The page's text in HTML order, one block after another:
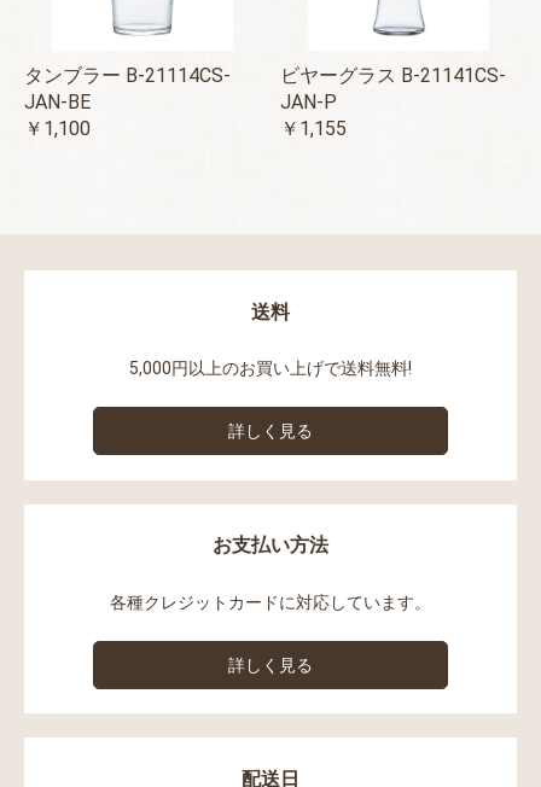
タンブラー B-21114CS-
JAN-BE
￥1,100
ビヤーグラス B-21141CS-
JAN-P
￥1,155
送料
5,000円以上のお買い上げで送料無料!
詳しく見る
お支払い方法
各種クレジットカードに対応しています。
詳しく見る
配送日